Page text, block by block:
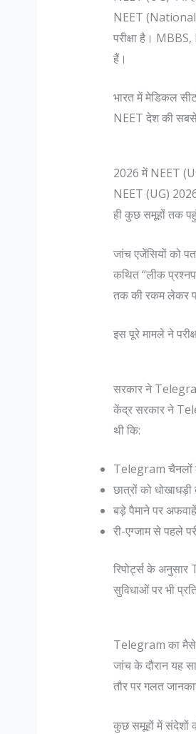
NEET (National
परीक्षा है।
हैं।
भारत में मेडिकल
NEET देश की सबसे
2026 में NEET
NEET (UG) 2026
ही कुछ समूहों तक
जांच एजेंसियों को
कथित “लीक
तक की रकम लेकर
इस पूरे मामले ने
सरकार ने
केंद्र सरकार ने
थी कि:
Telegram चैनलों
छात्रों को धोखाधड़ी
बड़े पैमाने पर
री-एग्जाम से पहले
रिपोर्ट्स के
सुविधाओं पर भी
Telegram का
जांच के दौरान यह
तौर पर गलत
कुछ समूहों में संदेशों